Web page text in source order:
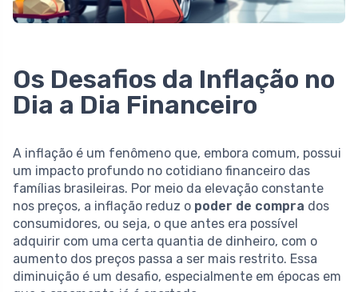
Os Desafios da Inflação no
Dia a Dia Financeiro
A inflação é um fenômeno que, embora comum, possui
um impacto profundo no cotidiano financeiro das
famílias brasileiras. Por meio da elevação constante
nos preços, a inflação reduz o poder de compra dos
consumidores, ou seja, o que antes era possível
adquirir com uma certa quantia de dinheiro, com o
aumento dos preços passa a ser mais restrito. Essa
diminuição é um desafio, especialmente em épocas em